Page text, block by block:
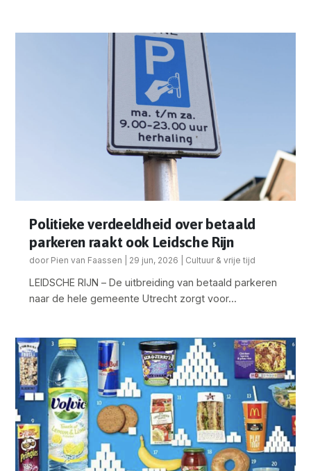
Politieke verdeeldheid over betaald
parkeren raakt ook Leidsche Rijn
door Pien van Faassen 29 jun, 2026 Cultuur & vrije tijd
LEIDSCHE RIJN – De uitbreiding van betaald parkeren
naar de hele gemeente Utrecht zorgt voor...